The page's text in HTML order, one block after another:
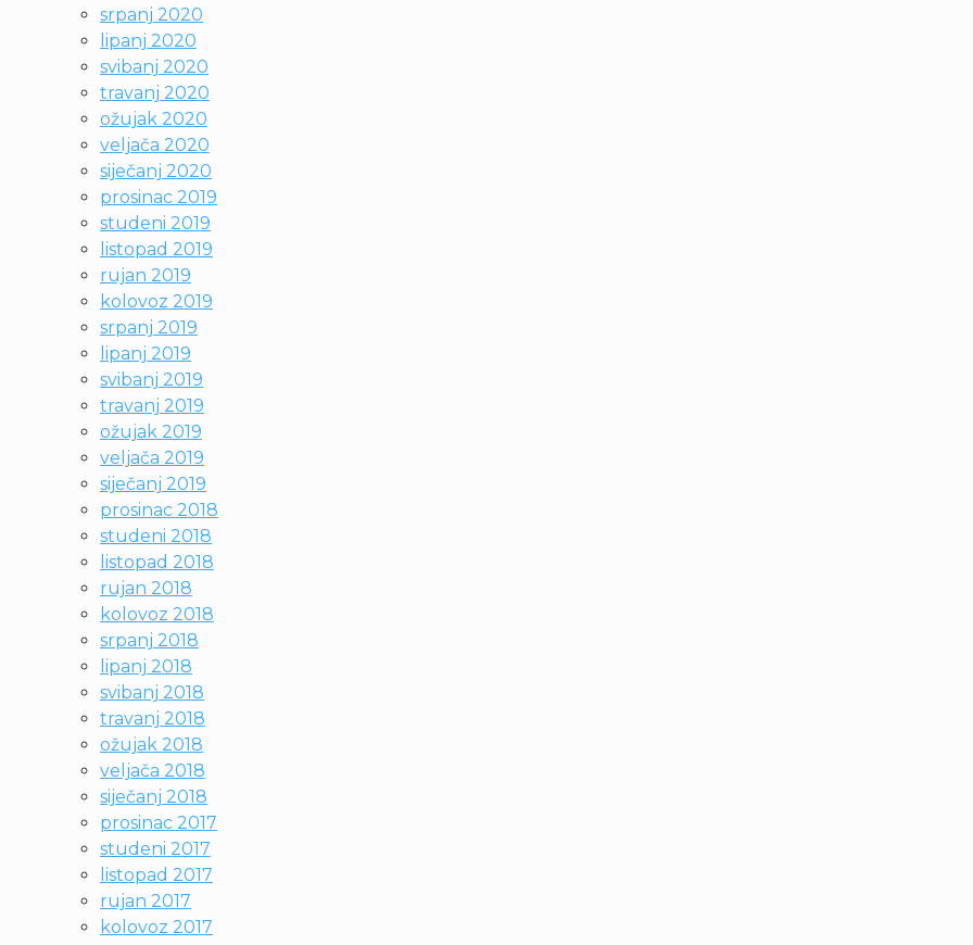
srpanj 2020
lipanj 2020
svibanj 2020
travanj 2020
ožujak 2020
veljača 2020
siječanj 2020
prosinac 2019
studeni 2019
listopad 2019
rujan 2019
kolovoz 2019
srpanj 2019
lipanj 2019
svibanj 2019
travanj 2019
ožujak 2019
veljača 2019
siječanj 2019
prosinac 2018
studeni 2018
listopad 2018
rujan 2018
kolovoz 2018
srpanj 2018
lipanj 2018
svibanj 2018
travanj 2018
ožujak 2018
veljača 2018
siječanj 2018
prosinac 2017
studeni 2017
listopad 2017
rujan 2017
kolovoz 2017